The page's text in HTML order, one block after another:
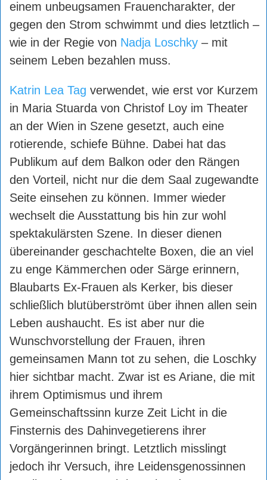
einem unbeugsamen Frauencharakter, der
gegen den Strom schwimmt und dies letztlich –
wie in der Regie von Nadja Loschky – mit
seinem Leben bezahlen muss.
Katrin Lea Tag verwendet, wie erst vor Kurzem
in Maria Stuarda von Christof Loy im Theater
an der Wien in Szene gesetzt, auch eine
rotierende, schiefe Bühne. Dabei hat das
Publikum auf dem Balkon oder den Rängen
den Vorteil, nicht nur die dem Saal zugewandte
Seite einsehen zu können. Immer wieder
wechselt die Ausstattung bis hin zur wohl
spektakulärsten Szene. In dieser dienen
übereinander geschachtelte Boxen, die an viel
zu enge Kämmerchen oder Särge erinnern,
Blaubarts Ex-Frauen als Kerker, bis dieser
schließlich blutüberströmt über ihnen allen sein
Leben aushaucht. Es ist aber nur die
Wunschvorstellung der Frauen, ihren
gemeinsamen Mann tot zu sehen, die Loschky
hier sichtbar macht. Zwar ist es Ariane, die mit
ihrem Optimismus und ihrem
Gemeinschaftssinn kurze Zeit Licht in die
Finsternis des Dahinvegetierens ihrer
Vorgängerinnen bringt. Letztlich misslingt
jedoch ihr Versuch, ihre Leidensgenossinnen